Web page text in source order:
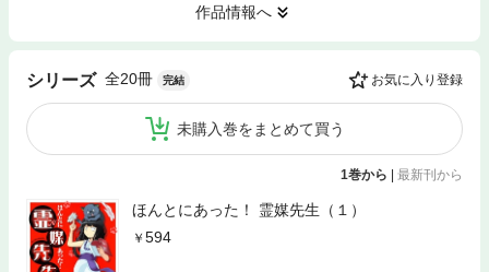
作品情報へ
シリーズ 全20冊 完結 お気に入り登録
未購入巻をまとめて買う
1巻から 最新刊から
ほんとにあった！ 霊媒先生（１）
594